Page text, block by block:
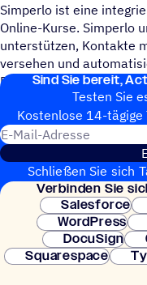
Simperlo ist eine
Online-Kurse. Simperlo
unterstützen, Kontakte
versehen und
Rechnungsstellung und
Sind Sie bereit,
Testen Sie
Kosten­lose 14-tägige
Schließen Sie sich
Kreditkarte
Verbin­den Sie
Salesforce
WordPress
DocuSign
Squarespace